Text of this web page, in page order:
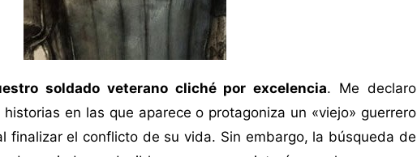
soldado veterano cliché por excelencia. Me declaro
en las que aparece o protagoniza un «viejo» guerrero
finalizar el conflicto de su vida. Sin embargo, la búsqueda de